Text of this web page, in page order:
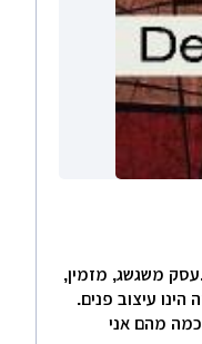
מזמין,
פנים.
אני